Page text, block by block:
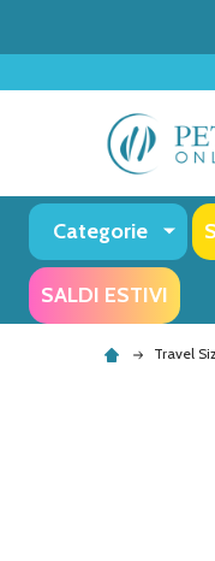
Categorie
SALDI ESTIVI
Travel